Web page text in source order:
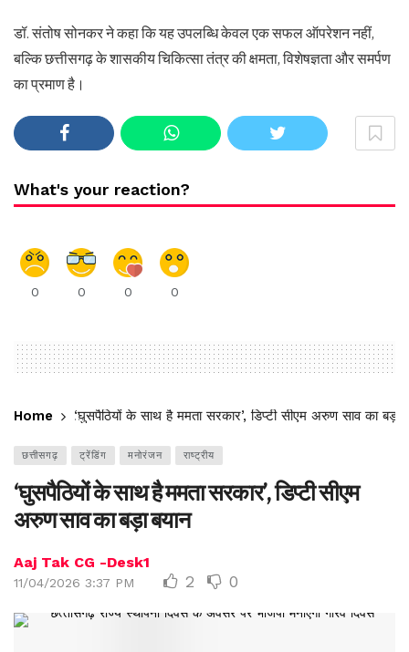
डॉ. संतोष सोनकर ने कहा कि यह उपलब्धि केवल एक सफल ऑपरेशन नहीं,
बल्कि छत्तीसगढ़ के शासकीय चिकित्सा तंत्र की क्षमता, विशेषज्ञता और समर्पण
का प्रमाण है।
What's your reaction?
0 0 0 0
Home ‘घुसपैठियों के साथ है ममता सरकार’, डिप्टी सीएम अरुण साव का बड़ा
छत्तीसगढ़ ट्रेंडिंग मनोरंजन राष्ट्रीय
‘घुसपैठियों के साथ है ममता सरकार’, डिप्टी सीएम
अरुण साव का बड़ा बयान
Aaj Tak CG -Desk1
11/04/2026 3:37 PM 2 0